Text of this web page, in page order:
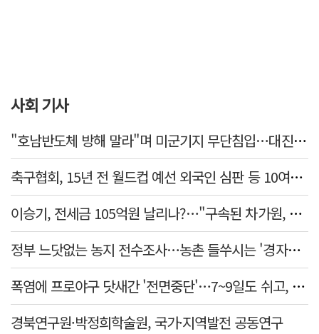
사회 기사
"호남반도체 방해 말라"며 미군기지 무단침입…대진연 회원 3명 '구속'
축구협회, 15년 전 월드컵 예선 외국인 심판 등 10여명에 '성 접대'
이승기, 전세금 105억원 날리나?…"구속된 차가원, 형사 범죄 영역"
정부 느닷없는 농지 전수조사…농촌 들쑤시는 '경자유전'의 칼날
폭염에 프로야구 닷새간 '전면중단'…7~9일도 쉬고, 11일 재개
경북연구원·박정희학술원, 국가·지역발전 공동연구